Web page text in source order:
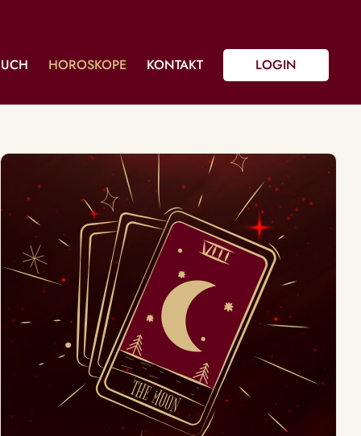
HOROSKOPE KONTAKT LOGIN